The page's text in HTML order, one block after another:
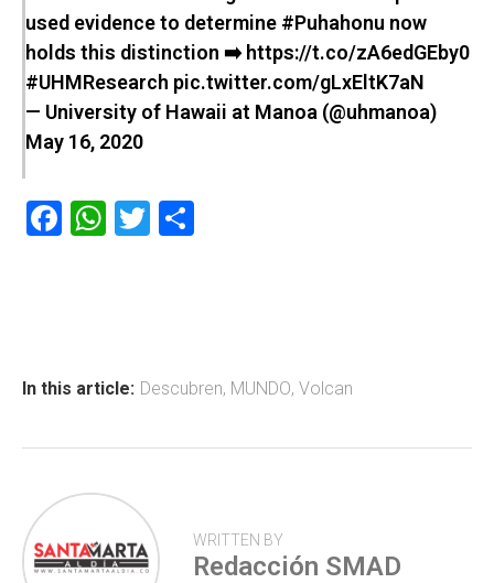
used evidence to determine #Puhahonu now
holds this distinction ➡️https://t.co/zA6edGEby0
#UHMResearch pic.twitter.com/gLxEltK7aN
— University of Hawaii at Manoa (@uhmanoa)
May 16, 2020
F
ok
W
p
T
tir
In this article: Descubren, MUNDO, Volcan
WRITTEN BY
Redacción SMAD